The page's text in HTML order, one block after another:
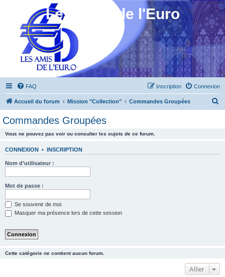
Les Amis de l'Euro
FAQ Connexion
Inscription
Accueil du forum Mission "Collection" Commandes Groupées
Commandes Groupées
Vous ne pouvez pas voir ou consulter les sujets de ce forum.
CONNEXION • INSCRIPTION
Nom d’utilisateur :
Mot de passe :
Se souvenir de moi
Masquer ma présence lors de cette session
Cette catégorie ne contient aucun forum.
Aller